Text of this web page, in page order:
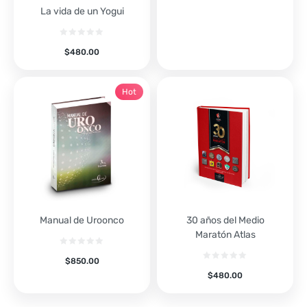
La vida de un Yogui
$480.00
Manual de Uroonco
$850.00
Hot
30 años del Medio
Maratón Atlas
$480.00